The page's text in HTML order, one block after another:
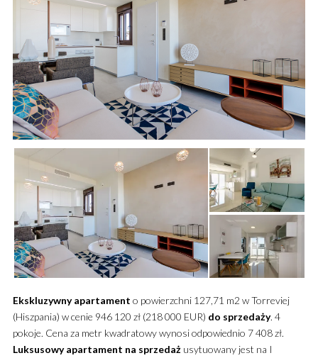
Ekskluzywny apartament o powierzchni 127,71 m2 w Torreviej
(Hiszpania) w cenie 946 120 zł (218 000 EUR) do sprzedaży. 4
pokoje. Cena za metr kwadratowy wynosi odpowiednio 7 408 zł.
Luksusowy apartament na sprzedażusytuowany jest na I